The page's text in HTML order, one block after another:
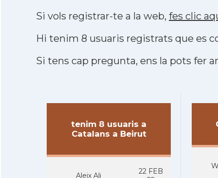
Si vols registrar-te a la web, fes clic
Hi tenim 8 usuaris registrats que es
Si tens cap pregunta, ens la pots fer
tenim 8 usuaris a
Catalans a Beirut
Aleix Ali
22 FEB